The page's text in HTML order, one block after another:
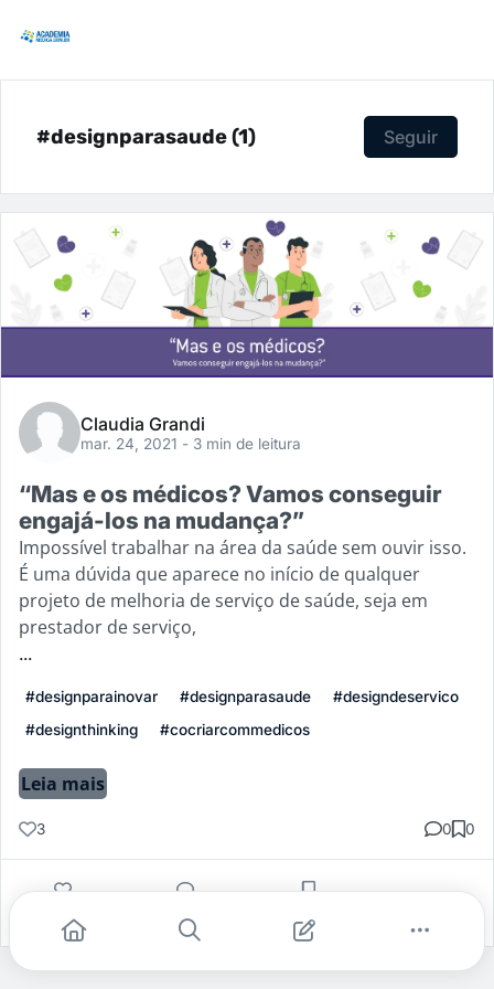
#designparasaude (1) Seguir
Claudia Grandi
mar. 24, 2021 - 3 min de leitura
“Mas e os médicos? Vamos conseguir
engajá-los na mudança?”
Impossível trabalhar na área da saúde sem ouvir isso.
É uma dúvida que aparece no início de qualquer
projeto de melhoria de serviço de saúde, seja em
prestador de serviço,
...
#designparainovar #designparasaude
#designdeservico
#designthinking
#cocriarcommedicos
Leia mais
3 0 0
Gostei Comentar Salvar